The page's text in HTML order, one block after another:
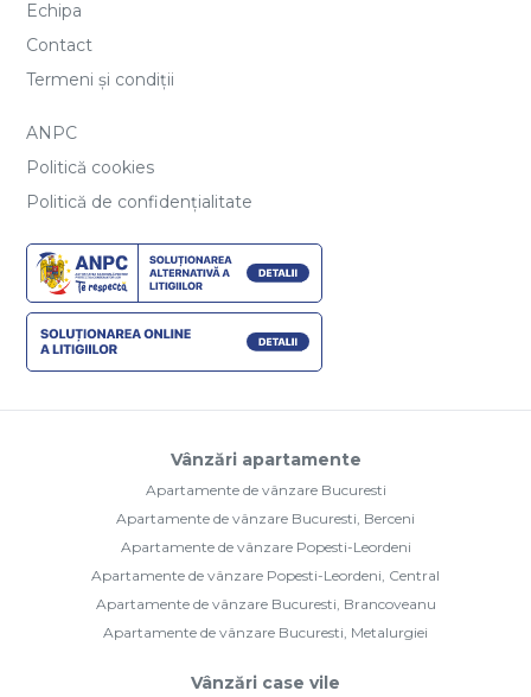
Echipa
Contact
Termeni și condiții
ANPC
Politică cookies
Politică de confidențialitate
Vânzări apartamente
Apartamente de vânzare Bucuresti
Apartamente de vânzare Bucuresti, Berceni
Apartamente de vânzare Popesti-Leordeni
Apartamente de vânzare Popesti-Leordeni, Central
Apartamente de vânzare Bucuresti, Brancoveanu
Apartamente de vânzare Bucuresti, Metalurgiei
Vânzări case vile